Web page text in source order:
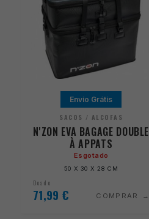
Envio Grátis
SACOS / ALCOFAS
N'ZON EVA BAGAGE DOUBLE
À APPATS
Esgotado
50 X 30 X 28 CM
Desde
71,99 € COMPRAR